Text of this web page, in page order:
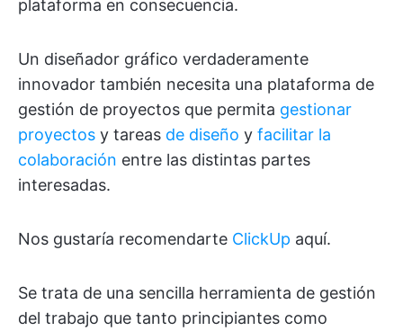
plataforma en consecuencia.
Un diseñador gráfico verdaderamente
innovador también necesita una plataforma de
gestión de proyectos que permita gestionar
proyectos y tareas de diseño y facilitar la
colaboración entre las distintas partes
interesadas.
Nos gustaría recomendarte ClickUp aquí.
Se trata de una sencilla herramienta de gestión
del trabajo que tanto principiantes como